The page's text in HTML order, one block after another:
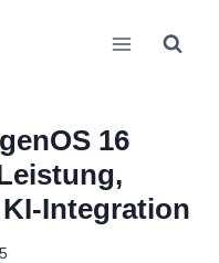
16
Integration